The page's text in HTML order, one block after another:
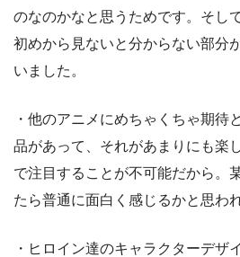
のなのかなと思うためです。そし
初めから見ないと分からない部分
いました。
・他のアニメにめちゃくちゃ期待
品があって、それがあまりにも楽
で注目することが不可能だから。
たら普通に面白く感じるかと思われ
・ヒロイン達のキャラクターデザ